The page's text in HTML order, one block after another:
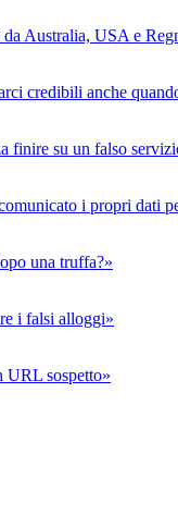
Australia, USA e
credibili anche
finire su un falso
i propri dati
una truffa?»
i falsi alloggi»
sospetto»